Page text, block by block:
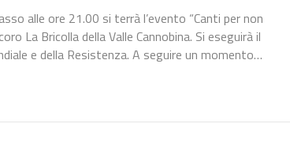
alle ore 21.00 si terrà l’evento “Canti per non
La Bricolla della Valle Cannobina. Si eseguirà il
e della Resistenza. A seguire un momento…